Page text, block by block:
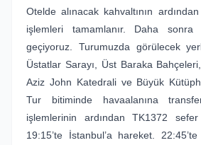
Otelde alınacak kahvaltının
işlemleri tamamlanır. Daha sonra
geçiyoruz. Turumuzda görülecek
Üstatlar Sarayı, Üst Baraka
Aziz John Katedrali ve Büyük
Tur bitiminde havaalanına
işlemlerinin ardından TK1372
19:15’te İstanbul’a hareket.